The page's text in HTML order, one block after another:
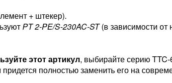
+ штекер).
PT 2-PE/S-230AC-ST(в зависимости от
этот артикул, выбирайте серию TTC-
полностью заменить его на